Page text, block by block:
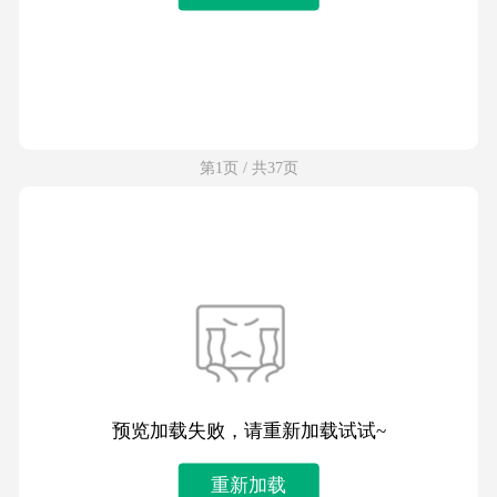
第1页 / 共37页
预览加载失败，请重新加载试试~
重新加载